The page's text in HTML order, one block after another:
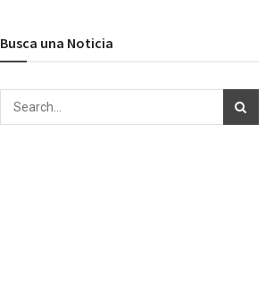
Busca una Noticia